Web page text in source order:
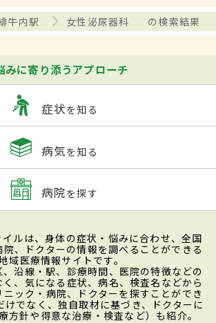
牛内駅 女性泌尿器科 の検索結果
みに寄り添うアプローチ
症状を知る
病気を知る
病院を探す
イルは、身体の症状・悩みに合わせ、全国
、ドクターの情報を調べることができる
域医療情報サイトです。
沿線・駅、診療時間、医院の特徴などの
、気になる症状、病名、検査名などから
ック・病院、ドクターを探すことができ
けでなく、独自取材に基づき、ドクターに
方針や得意な治療・検査など）も紹介。